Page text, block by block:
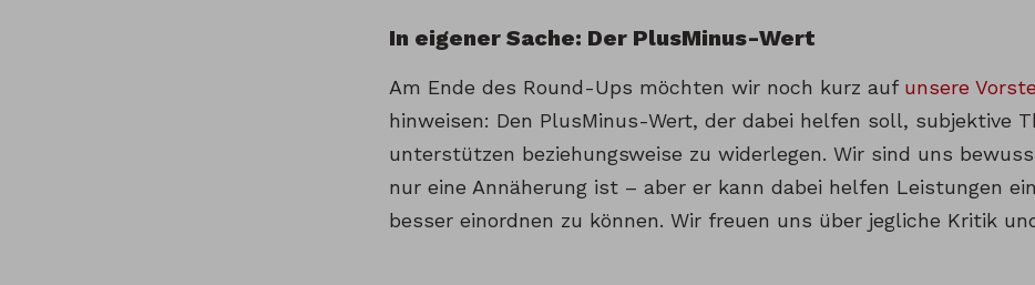
In eigener Sache: Der PlusMinus-Wert
Am Ende des Round-Ups möchten wir noch kurz auf unsere
hinweisen: Den PlusMinus-Wert, der dabei helfen soll, subjektive
unterstützen beziehungsweise zu widerlegen. Wir sind uns
nur eine Annäherung ist – aber er kann dabei helfen Leistungen
besser einordnen zu können. Wir freuen uns über jegliche Kritik